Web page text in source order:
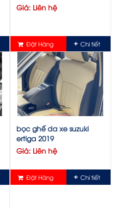
Giá: Liên hệ
Đặt Hàng Chi tiết
bọc ghế da xe suzuki
ertiga 2019
Giá: Liên hệ
Đặt Hàng Chi tiết